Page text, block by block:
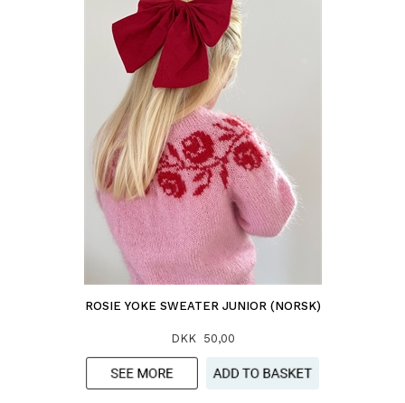
ROSIE YOKE SWEATER JUNIOR (NORSK)
DKK 50,00